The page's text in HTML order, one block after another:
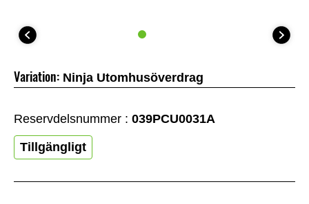
Variation: Ninja Utomhusöverdrag
Reservdelsnummer : 039PCU0031A
Tillgängligt